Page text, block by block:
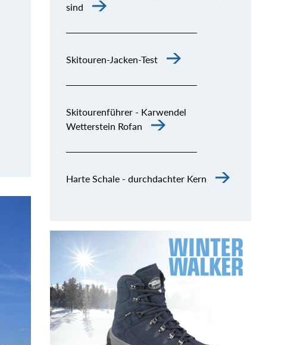
sind
Skitouren-Jacken-Test
Skitourenführer - Karwendel
Wetterstein Rofan
Harte Schale - durchdachter Kern